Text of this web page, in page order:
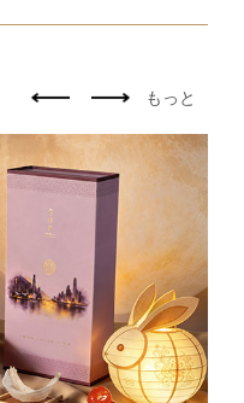
もっと